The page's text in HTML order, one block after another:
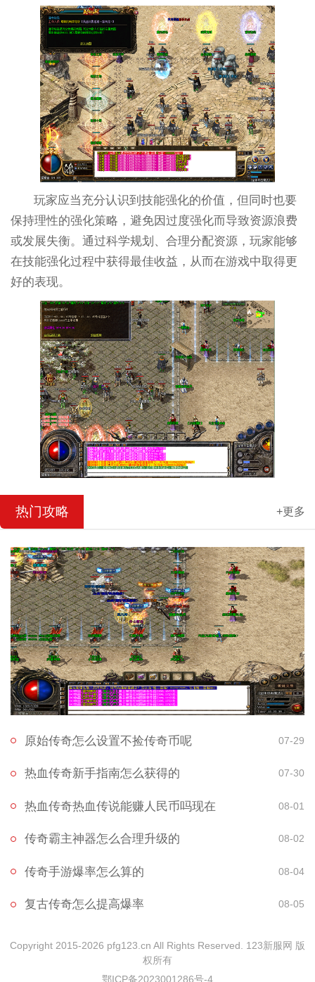
玩家应当充分认识到技能强化的价值，但同时也要
保持理性的强化策略，避免因过度强化而导致资源浪费
或发展失衡。通过科学规划、合理分配资源，玩家能够
在技能强化过程中获得最佳收益，从而在游戏中取得更
好的表现。
热门攻略 +更多
原始传奇怎么设置不捡传奇币呢 07-29
热血传奇新手指南怎么获得的 07-30
热血传奇热血传说能赚人民币吗现在 08-01
传奇霸主神器怎么合理升级的 08-02
传奇手游爆率怎么算的 08-04
复古传奇怎么提高爆率 08-05
Copyright 2015-2026 pfg123.cn All Rights Reserved. 123新服网 版
权所有
鄂ICP备2023001286号-4